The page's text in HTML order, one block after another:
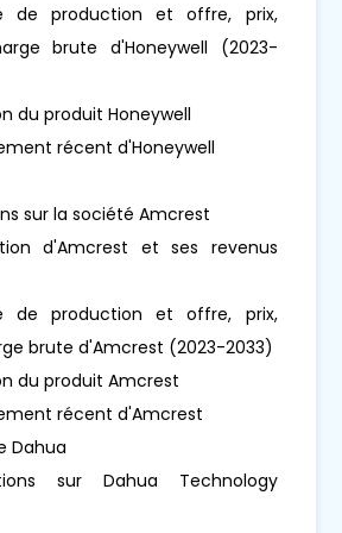
de production et offre, prix,
brute d'Honeywell (2023-
du produit Honeywell
récent d'Honeywell
sur la société Amcrest
d'Amcrest et ses revenus
de production et offre, prix,
brute d'Amcrest (2023-2033)
du produit Amcrest
récent d'Amcrest
Dahua
sur Dahua Technology